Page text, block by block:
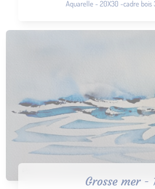
Aquarelle - 20X30 -cadre bois
Grosse mer -